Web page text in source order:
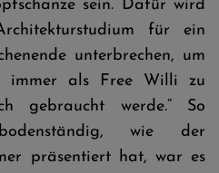
sein. Dafür wird
für ein
unterbrechen, um
immer als Free Willi zu
gebraucht werde.“ So
wie der
präsentiert hat, war es